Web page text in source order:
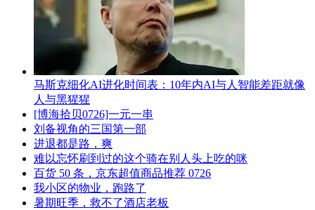
马斯克细化AI进化时间表：10年内AI与人智能差距就像
人与黑猩猩
[博海拾贝0726]一元一串
刘备视角的三国第一部
进退都是路，爽
难以忘怀刷到过的这个骑在别人头上吃的咪
百货 50 条，京东超值商品推荐 0726
我小区的物业，跑路了
暑期旺季，救不了酒店老板